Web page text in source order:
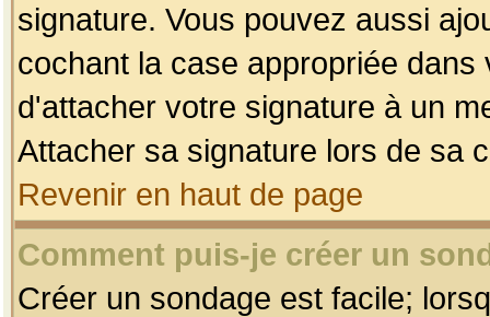
signature. Vous pouvez aussi
cochant la case appropriée
d'attacher votre signature à un
Attacher sa signature lors de sa
Revenir en haut de page
Comment puis-je créer un
Créer un sondage est facile;